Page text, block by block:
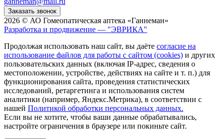
Заказать звонок
2026 © АО Гомеопатическая аптека «Ганнеман»
Разработка и продвижение — "ЭВРИКА"
Продолжая использовать наш сайт, вы даёте согласие на
использование файлов для работы с сайтом (cookies) и других
пользовательских данных (включая IP-адрес, сведения о
местоположении, устройстве, действиях на сайте и т. п.) для
функционирования сайта, проведения статистических
исследований, ретаргетинга и использования систем
аналитики (например, Яндекс.Метрика), в соответствии с
нашей Политикой обработки персональных данных.
Если вы не хотите, чтобы ваши данные обрабатывались,
настройте ограничения в браузере или покиньте сайт.